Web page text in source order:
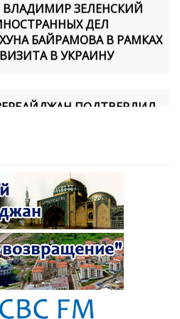
ДЕЛ
БАЙРАМОВА В РАМКАХ
В УКРАИНУ
ПОДТВЕРДИЛ
МИРУ ПРАКТИЧЕСКИМИ
НОВУЮ
И ФОРМИРУЕТ
НАПРАВЛЕНИИ»
РЯД
ГАДЖИЕВА
ОБСУЖДЕНИЕ
ДО 2032 ГОДА